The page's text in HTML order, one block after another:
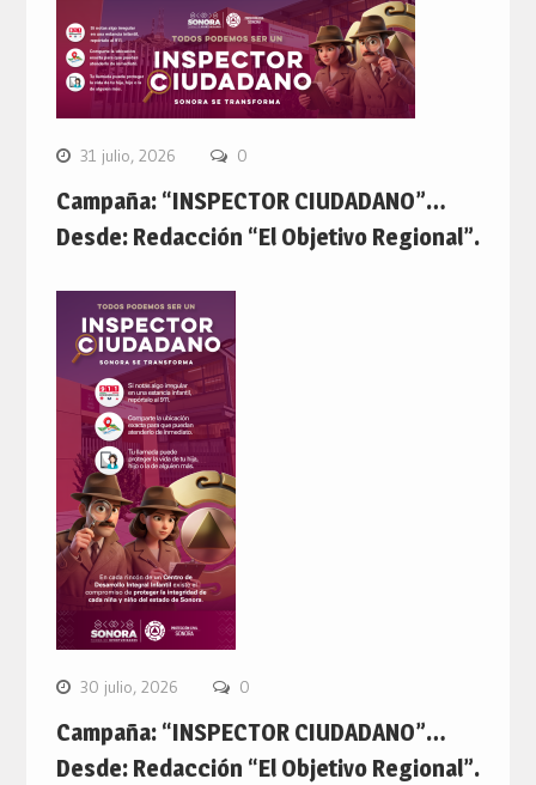
31 julio, 2026 0
Campaña: “INSPECTOR CIUDADANO”…
Desde: Redacción “El Objetivo Regional”.
30 julio, 2026 0
Campaña: “INSPECTOR CIUDADANO”…
Desde: Redacción “El Objetivo Regional”.